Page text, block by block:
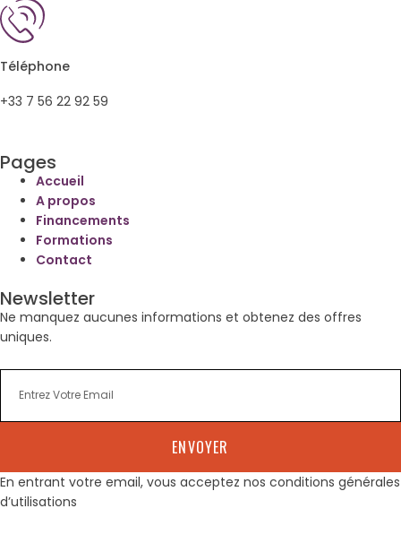
Téléphone
+33 7 56 22 92 59
Pages
Accueil
A propos
Financements
Formations
Contact
Newsletter
Ne manquez aucunes informations et obtenez des offres
uniques.
ENVOYER
En entrant votre email, vous acceptez nos conditions générales
d’utilisations